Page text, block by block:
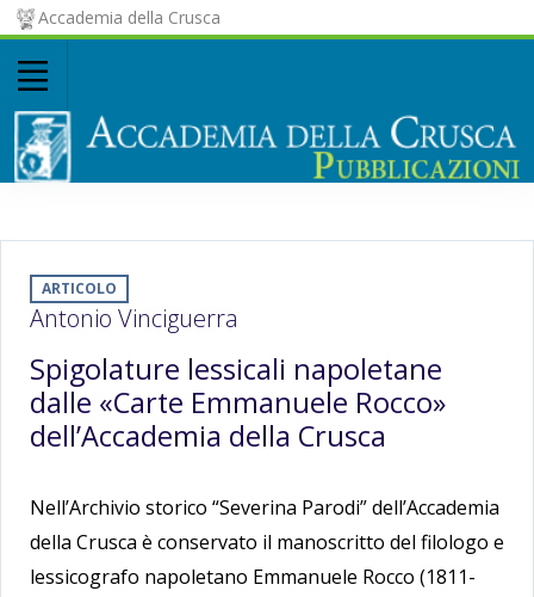
Accademia della Crusca
ARTICOLO
Antonio Vinciguerra
Spigolature lessicali napoletane
dalle «Carte Emmanuele Rocco»
dell’Accademia della Crusca
Nell’Archivio storico “Severina Parodi” dell’Accademia
della Crusca è conservato il manoscritto del filologo e
lessicografo napoletano Emmanuele Rocco (1811-